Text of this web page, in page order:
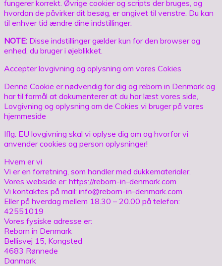
fungerer korrekt. Øvrige cookier og scripts der bruges, og
hvordan de påvirker dit besøg, er angivet til venstre. Du kan
til enhver tid ændre dine indstillinger.
NOTE: Disse indstillinger gælder kun for den browser og
enhed, du bruger i øjeblikket.
Accepter lovgivning og oplysning om vores Cokies
Denne Cookie er nødvendig for dig og reborn in Denmark og
har til formål at dokumenterer at du har læst vores side,
Lovgivning og oplysning om de Cokies vi bruger på vores
hjemmeside
Iflg. EU lovgivning skal vi oplyse dig om og hvorfor vi
anvender cookies og person oplysninger!
Hvem er vi
Vi er en forretning, som handler med dukkematerialer.
Vores webside er: https://reborn-in-denmark.com
Vi kontaktes på mail: info@reborn-in-denmark.com
Eller på hverdag mellem 18.30 – 20.00 på telefon:
42551019
Vores fysiske adresse er:
Reborn in Denmark
Bellisvej 15, Kongsted
4683 Rønnede
Danmark